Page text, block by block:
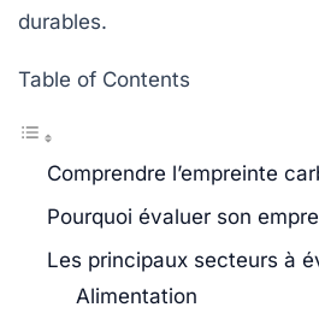
durables.
Table of Contents
Comprendre l’empreinte
Pourquoi évaluer son
Les principaux secteurs à
Alimentation